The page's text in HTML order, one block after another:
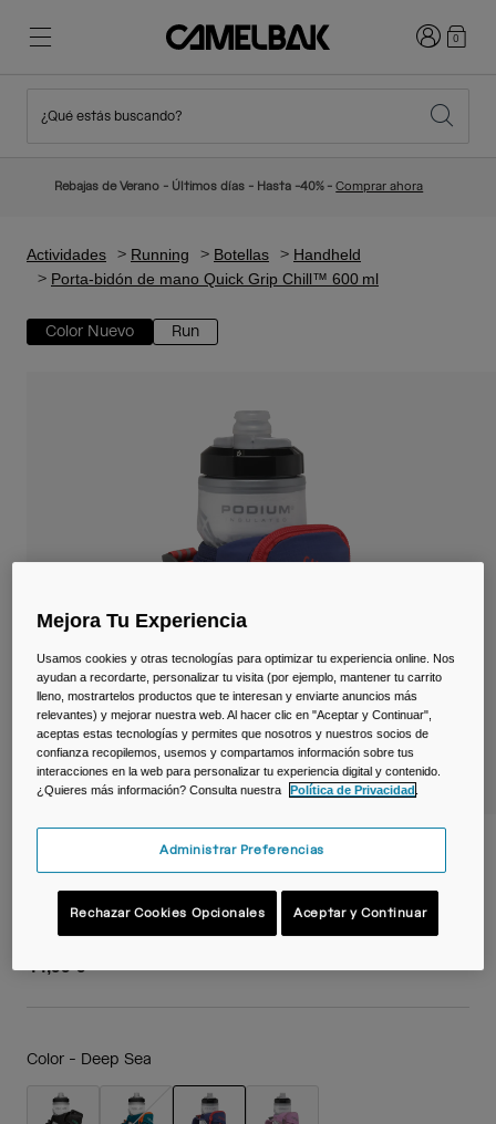
Novedades
Mochilas Hidratación
Bolsas Bici
Bolsas Hidratación
Accessorios
Ver todo
Senderismo
Viajar y estilo de vida
Adiós a los desechables
Iniciar0
¿Qué estás buscando?
Rebajas de Verano - Últimos días - Hasta -40% -Comprar ahora
Actividades Running Botellas
Handheld
Porta-bidón de mano Quick Grip Chill™ 600 ml
Color Nuevo Run
Porta-bidón de mano Quick Grip Chill™
600 ml
N.º de artículo38735-E29-OS
44,99 €
Color - Deep Sea
Mejora Tu Experiencia
Usamos cookies y otras tecnologías para optimizar tu experiencia online. Nos
ayudan a recordarte, personalizar tu visita (por ejemplo, mantener tu carrito
lleno, mostrartelos productos que te interesan y enviarte anuncios más
relevantes) y mejorar nuestra web. Al hacer clic en "Aceptar y Continuar",
aceptas estas tecnologías y permites que nosotros y nuestros socios de
confianza recopilemos, usemos y compartamos información sobre tus
interacciones en la web para personalizar tu experiencia digital y contenido.
¿Quieres más información? Consulta nuestra
Política de Privacidad
Administrar Preferencias
Rechazar Cookies Opcionales Aceptar y Continuar